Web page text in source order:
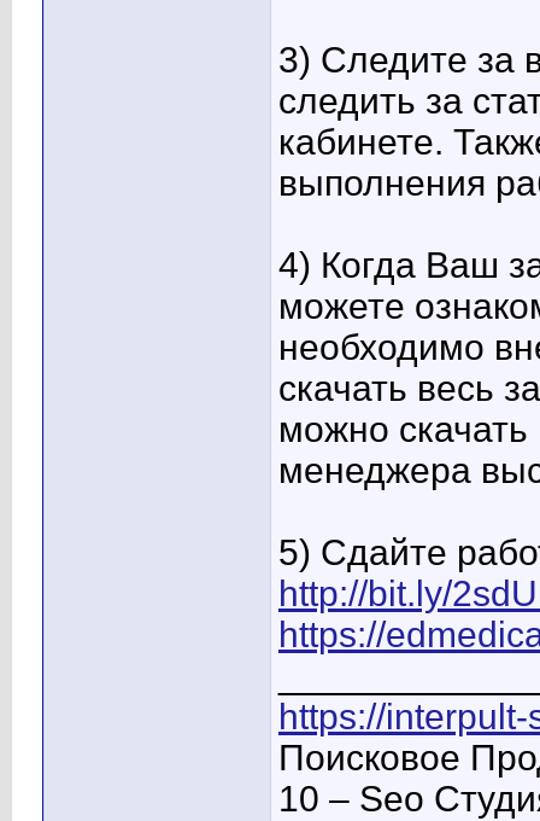
3) Следите за
следить за
кабинете.
выполнения
4) Когда Ваш
можете
необходимо
скачать весь
можно
менеджера
5) Сдайте
http://bit.ly/
https://
https://
Поисковое
10 – Seo